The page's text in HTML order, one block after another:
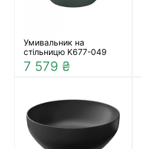
Умивальник на
стільницю K677-049
7 579 ₴